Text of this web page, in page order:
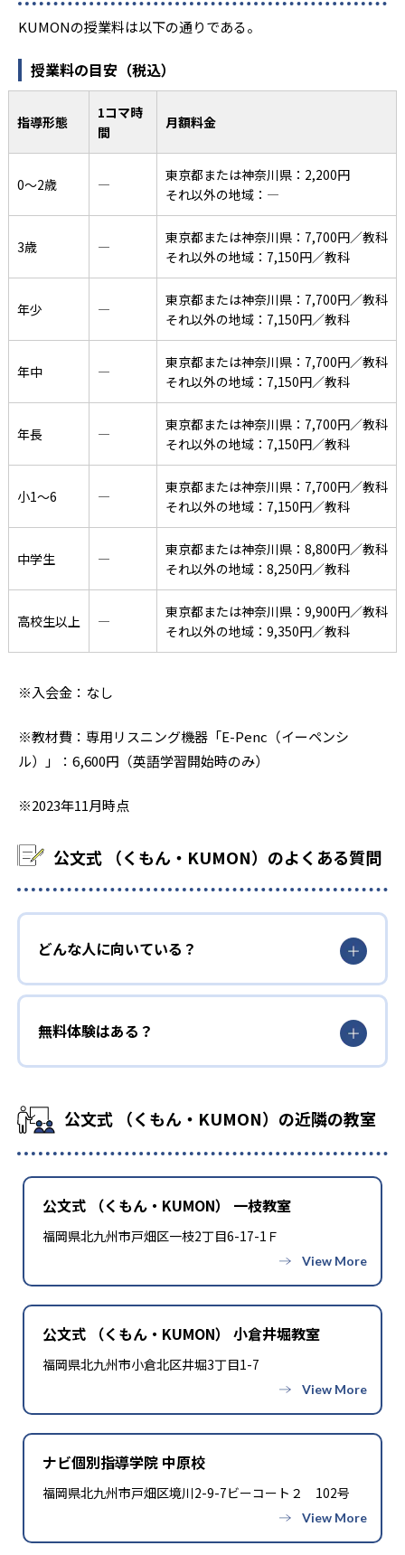
KUMONの授業料は以下の通りである。
授業料の目安（税込）
指導形態
1コマ時
間
月額料金
0〜2歳 ―
東京都または神奈川県：2,200円
それ以外の地域：―
3歳 ―
東京都または神奈川県：7,700円／教科
それ以外の地域：7,150円／教科
年少 ―
東京都または神奈川県：7,700円／教科
それ以外の地域：7,150円／教科
年中 ―
東京都または神奈川県：7,700円／教科
それ以外の地域：7,150円／教科
年長 ―
東京都または神奈川県：7,700円／教科
それ以外の地域：7,150円／教科
小1〜6 ―
東京都または神奈川県：7,700円／教科
それ以外の地域：7,150円／教科
中学生 ―
東京都または神奈川県：8,800円／教科
それ以外の地域：8,250円／教科
高校生以上 ―
東京都または神奈川県：9,900円／教科
それ以外の地域：9,350円／教科
※入会金：なし
※教材費：専用リスニング機器「E-Penc（イーペンシ
ル）」：6,600円（英語学習開始時のみ）
※2023年11月時点
公文式 （くもん・KUMON）のよくある質問
どんな人に向いている？
無料体験はある？
公文式 （くもん・KUMON）の近隣の教室
公文式 （くもん・KUMON） 一枝教室
福岡県北九州市戸畑区一枝2丁目6-17-1Ｆ
公文式 （くもん・KUMON） 小倉井堀教室
福岡県北九州市小倉北区井堀3丁目1-7
ナビ個別指導学院 中原校
福岡県北九州市戸畑区境川2-9-7ビーコート２ 102号